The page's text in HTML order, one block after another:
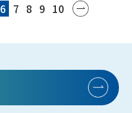
6 7 8 9 10